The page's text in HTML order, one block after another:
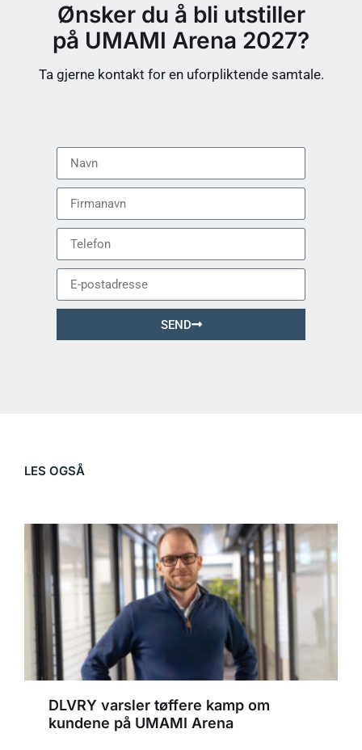
Ønsker du å bli utstiller
på UMAMI Arena 2027?
Ta gjerne kontakt for en uforpliktende samtale.
SEND
LES OGSÅ
DLVRY varsler tøffere kamp om
kundene på UMAMI Arena